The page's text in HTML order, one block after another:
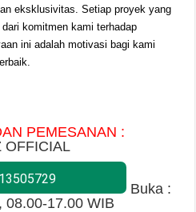
eksklusivitas. Setiap proyek yang
komitmen kami terhadap
ini adalah motivasi bagi kami
PEMESANAN :
OFFICIAL
Buka :
08.00-17.00 WIB